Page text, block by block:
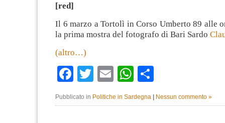
[red]
Il 6 marzo a Tortolì in Corso Umberto 89 alle
la prima mostra del fotografo di Bari Sardo
(altro…)
Facebook
TwitterEmailWhatsApp
Pubblicato in Politiche in Sardegna Nessun commento »